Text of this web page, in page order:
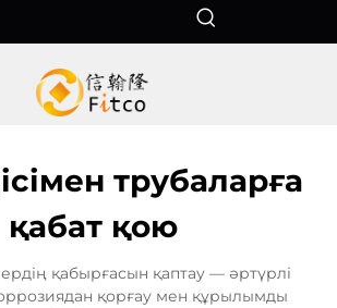
трубаларға
қабат қою
қабырғасын қаптау — әртүрлі
қорғау мен құрылымды